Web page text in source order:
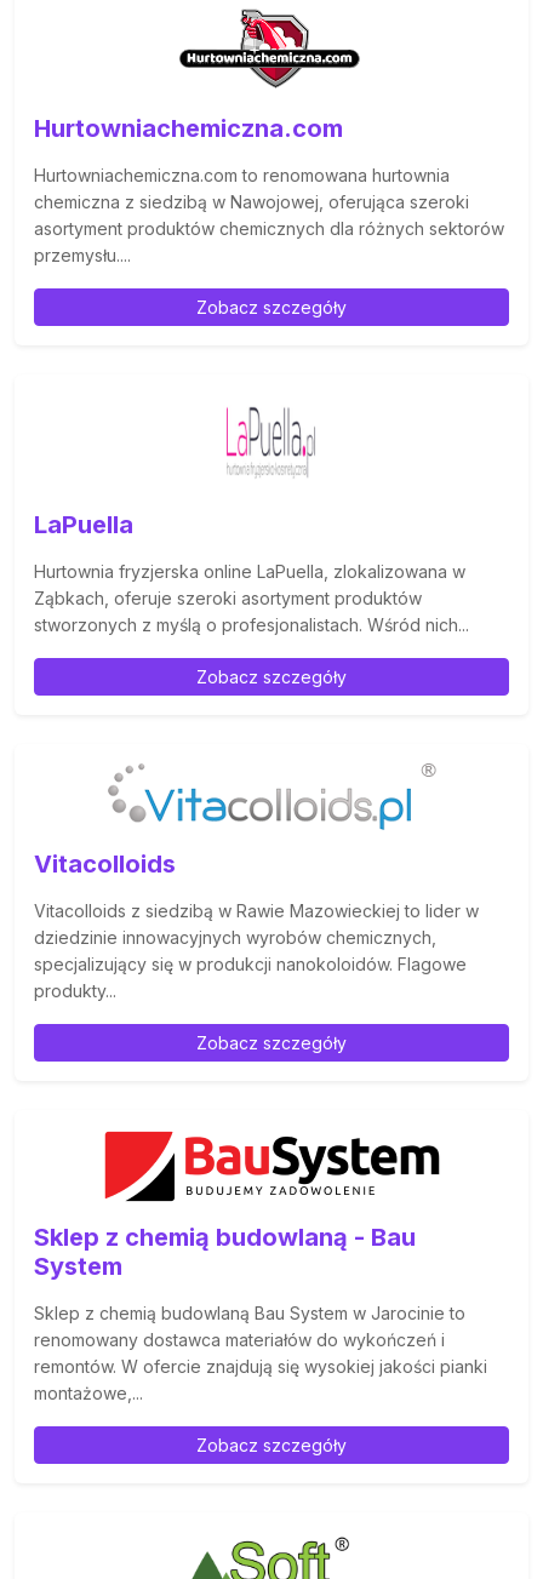
Hurtowniachemiczna.com
Hurtowniachemiczna.com to renomowana hurtownia
chemiczna z siedzibą w Nawojowej, oferująca szeroki
asortyment produktów chemicznych dla różnych sektorów
przemysłu....
Zobacz szczegóły
LaPuella
Hurtownia fryzjerska online LaPuella, zlokalizowana w
Ząbkach, oferuje szeroki asortyment produktów
stworzonych z myślą o profesjonalistach. Wśród nich...
Zobacz szczegóły
Vitacolloids
Vitacolloids z siedzibą w Rawie Mazowieckiej to lider w
dziedzinie innowacyjnych wyrobów chemicznych,
specjalizujący się w produkcji nanokoloidów. Flagowe
produkty...
Zobacz szczegóły
Sklep z chemią budowlaną - Bau
System
Sklep z chemią budowlaną Bau System w Jarocinie to
renomowany dostawca materiałów do wykończeń i
remontów. W ofercie znajdują się wysokiej jakości pianki
montażowe,...
Zobacz szczegóły